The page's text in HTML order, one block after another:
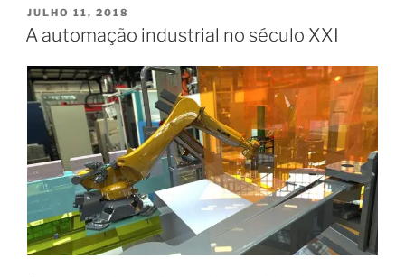
(TSN)
na
Industrial”
PUBLICADO
EM
JULHO 11, 2018
A automação industrial no século XXI